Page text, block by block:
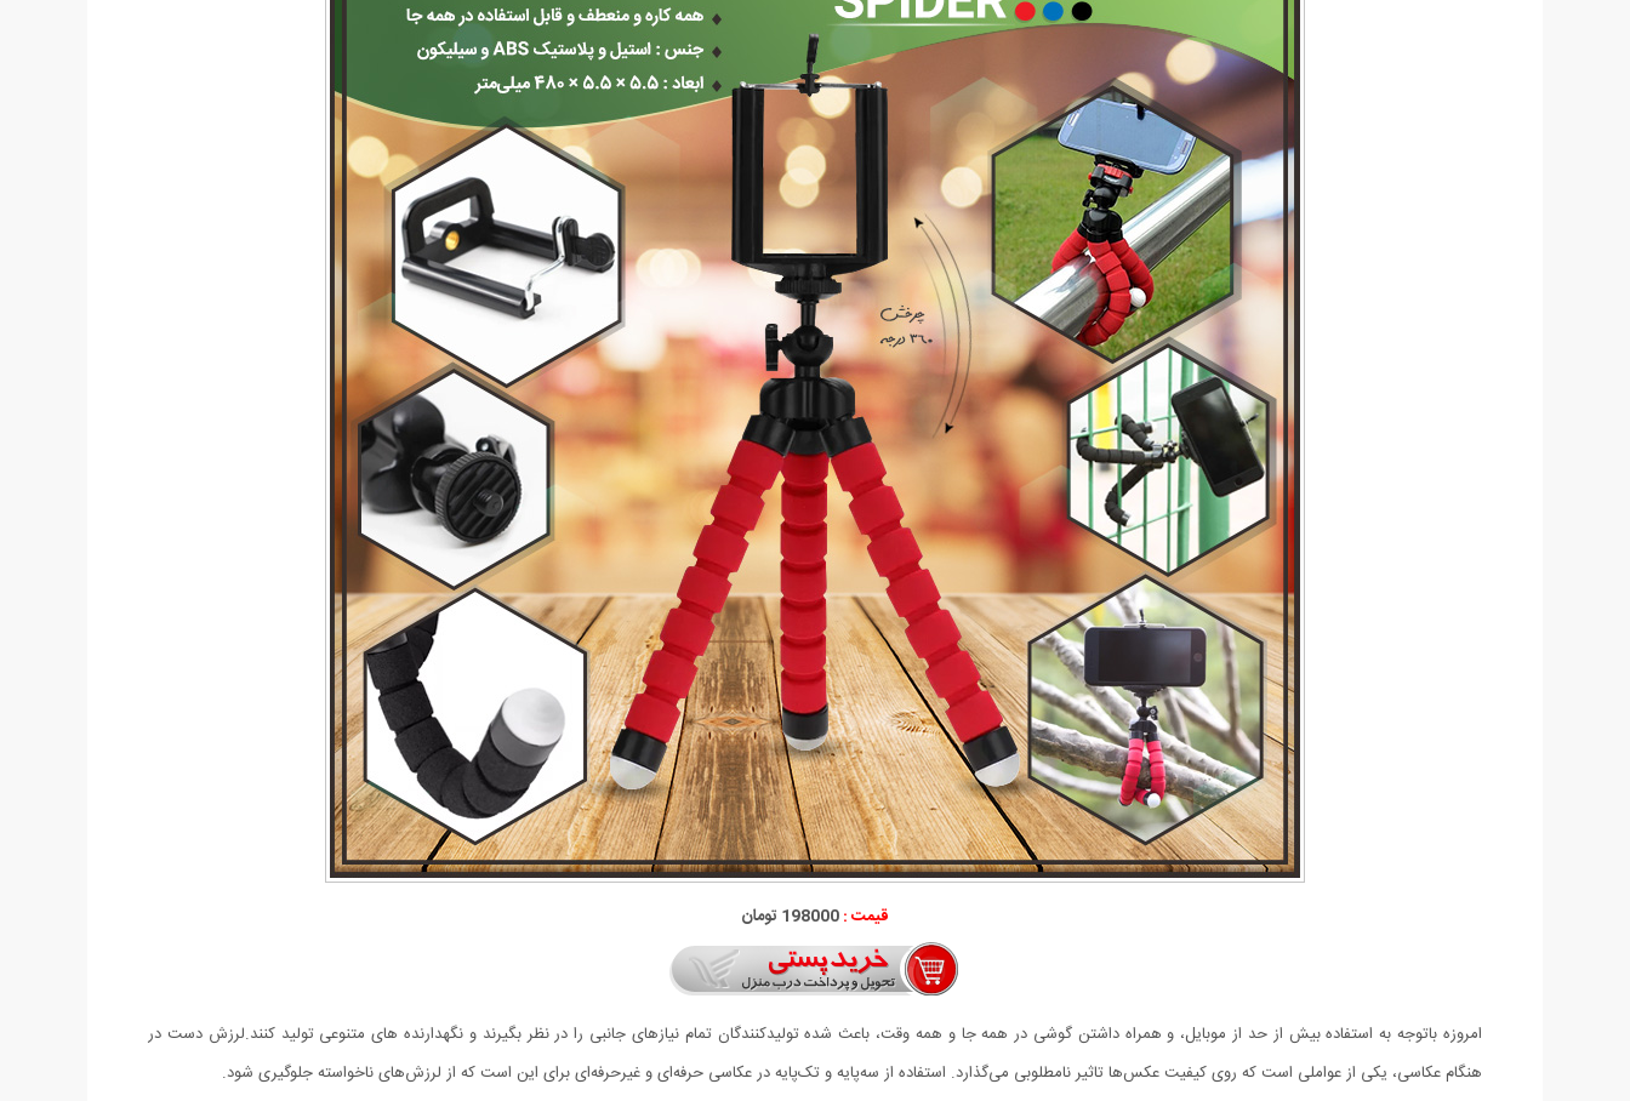
قیمت :198000 تومان
امروزه باتوجه به استفاده بیش از حد از موبایل، و همراه داشتن گوشی در همه جا و همه وقت، باعث شده تولیدکنندگان تمام نیازهای جانبی را در نظر بگیرند و نگهدارنده های متنوعی تولید کنند.لرزش دست در
هنگام عکاسی، یکی از عواملی است که روی کیفیت عکس‌ها تاثیر نامطلوبی می‌گذارد. استفاده از سه‌پایه و تک‌پایه در عکاسی حرفه‌ای و غیرحرفه‌ای برای این است که از لرزش‌های ناخواسته جلوگیری شود.